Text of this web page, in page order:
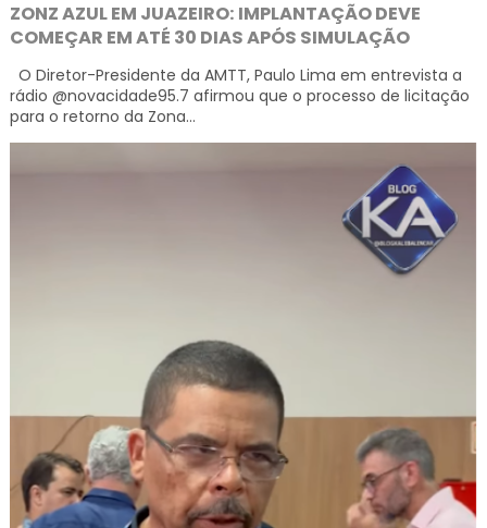
ZONZ AZUL EM JUAZEIRO: IMPLANTAÇÃO DEVE
COMEÇAR EM ATÉ 30 DIAS APÓS SIMULAÇÃO
O Diretor-Presidente da AMTT, Paulo Lima em entrevista a
rádio @novacidade95.7 afirmou que o processo de licitação
para o retorno da Zona...